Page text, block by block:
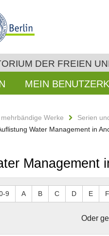
DER FREIEN
MEIN
Werke Serien
Water Management in
Management
9 A B C D E F
Oder